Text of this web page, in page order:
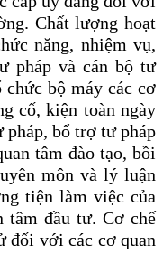
Chất lượng hoạt
năng, nhiệm vụ,
pháp và cán bộ tư
bộ máy các cơ
cố, kiện toàn ngày
pháp, bổ trợ tư pháp
tâm đào tạo, bồi
môn và lý luận
tiện làm việc của
tâm đầu tư. Cơ chế
đối với các cơ quan